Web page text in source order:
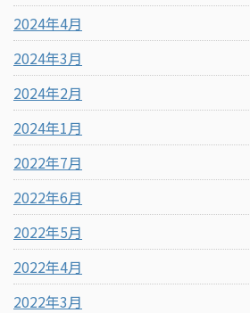
2024年4月
2024年3月
2024年2月
2024年1月
2022年7月
2022年6月
2022年5月
2022年4月
2022年3月